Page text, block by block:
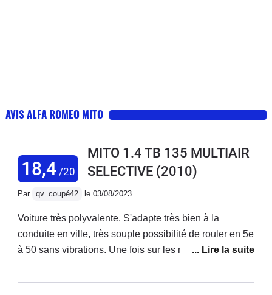
AVIS ALFA ROMEO MITO
18,4/20
MITO 1.4 TB 135 MULTIAIR
SELECTIVE (2010)
Par qv_coupé42 le 03/08/2023
Voiture très polyvalente. S'adapte très bien à la
conduite en ville, très souple possibilité de rouler en 5e
à 50 sans vibrations. Une fois sur les routes de
voiture est imaginée pour cela. Tenue de route